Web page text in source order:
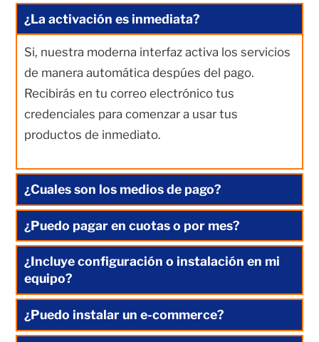
¿La activación es inmediata?
Si, nuestra moderna interfaz activa los servicios
de manera automática despúes del pago.
Recibirás en tu correo electrónico tus
credenciales para comenzar a usar tus
productos de inmediato.
¿Cuales son los medios de pago?
¿Puedo pagar en cuotas o por mes?
¿Incluye configuración o instalación en mi
equipo?
¿Puedo instalar un e-commerce?